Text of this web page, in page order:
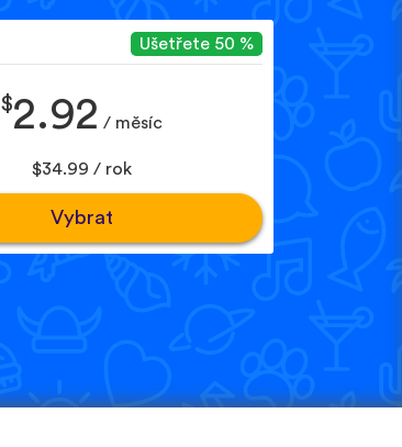
Ušetřete 50 %
$2.92 / měsíc
$34.99 / rok
Vybrat